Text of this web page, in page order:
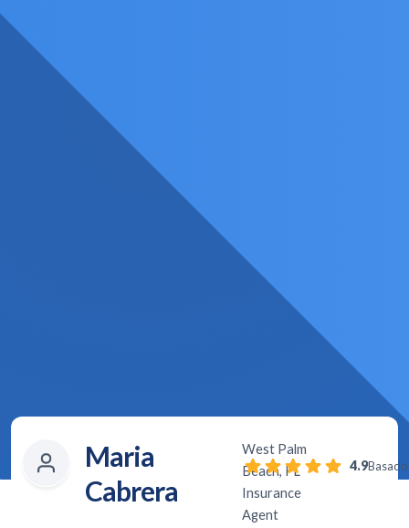
Maria
Cabrera
West Palm
Beach, FL
Insurance
Agent
4.9Basado